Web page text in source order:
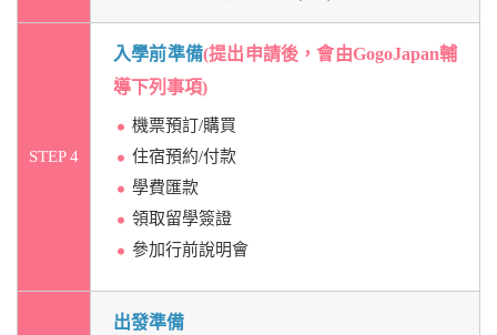
STEP 4
入學前準備(提出申請後，會由GogoJapan輔
導下列事項)
機票預訂/購買
住宿預約/付款
學費匯款
領取留學簽證
參加行前說明會
出發準備